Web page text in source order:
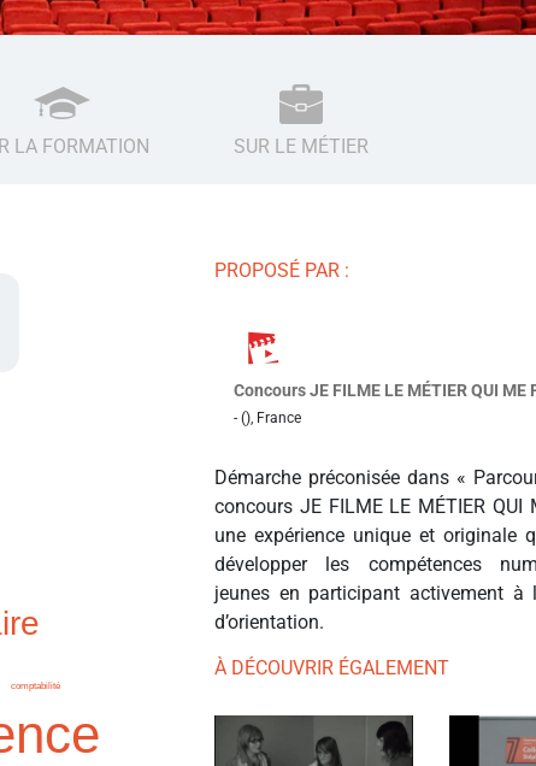
LA FORMATION SUR LE MÉTIER
comptabilité
PROPOSÉ PAR :
Concours JE FILME LE MÉTIER QUI ME
- (), France
Démarche préconisée dans «
concours JE FILME LE MÉTIER QUI
une expérience unique et originale
développer les compétences
jeunes en participant activement à
d’orientation.
À DÉCOUVRIR ÉGALEMENT